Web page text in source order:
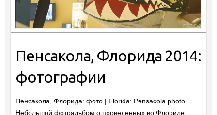
Пенсакола, Флорида 2014:
фотографии
Пенсакола, Флорида: фото | Florida: Pensacola photo
Небольшой фотоальбом о проведенных во Флориде